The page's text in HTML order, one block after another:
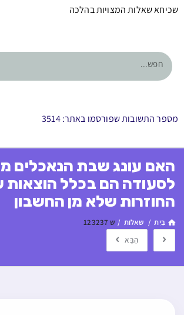
שכיחא שאלות המצויות בהלכה
מספר התשובות שפורסמו באתר: 3514
האם עונג שבת הנאכלים
לסעודה הם בכלל
החוזרות שלא מן החשבון
בַּיִת / שאלות / ש 123237
הַבָּא